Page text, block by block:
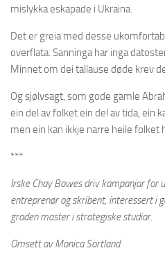
mislykka eskapade i Ukraina.
Det er greia med desse
overflata. Sanninga har inga
Minnet om dei tallause døde krev
Og sjølvsagt, som gode gamle
ein del av folket ein del av tida, ein
men ein kan ikkje narre heile folket
***
Irske Chay Bowes driv kampanjar for
entreprenør og skribent, interessert i
graden master i strategiske studiar.
Omsett av Monica Sortland